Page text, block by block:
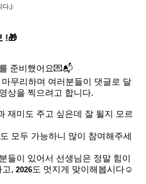
다.)
!🎁
준비했어요💌📬
무리하며 여러분들이 댓글로 달
상을 찍으려고 합니다.
재미도 주고 싶은데 잘 될지 모르
모두 가능하니 많이 참여해주세
들이 있어서 선생님은 정말 힘이
고,2026도 멋지게 맞이해봅시다☺️